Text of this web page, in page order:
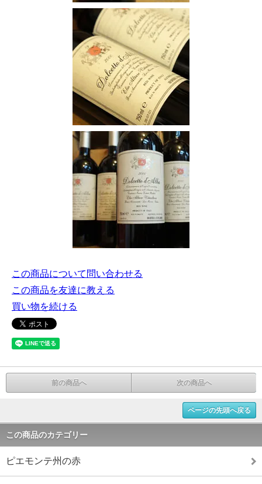
この商品について問い合わせる
この商品を友達に教える
買い物を続ける
前の商品へ 次の商品へ
ページの先頭へ戻る
この商品のカテゴリー
ピエモンテ州の赤